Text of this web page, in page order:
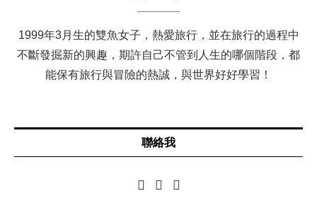
1999年3月生的雙魚女子，熱愛旅行，並在旅行的過程中
不斷發掘新的興趣，期許自己不管到人生的哪個階段，都
能保有旅行與冒險的熱誠，與世界好好學習！
聯絡我